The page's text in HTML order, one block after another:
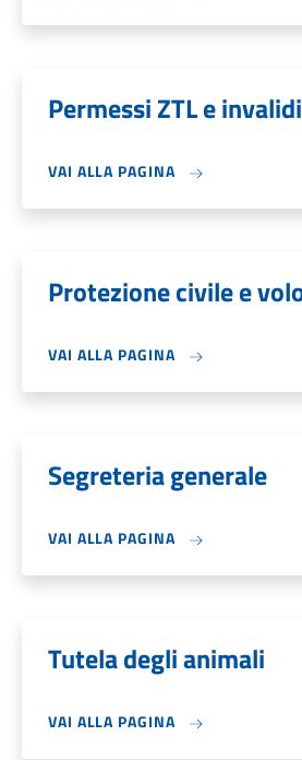
Permessi ZTL e invalidi
VAI ALLA PAGINA
Protezione civile e
VAI ALLA PAGINA
Segreteria generale
VAI ALLA PAGINA
Tutela degli animali
VAI ALLA PAGINA